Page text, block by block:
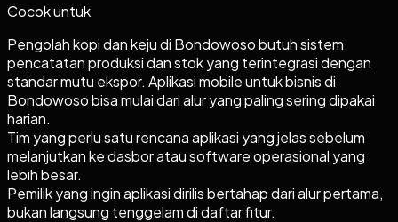
Cocok untuk
Pengolah kopi dan keju di Bondowoso butuh sistem
pencatatan produksi dan stok yang terintegrasi dengan
standar mutu ekspor. Aplikasi mobile untuk bisnis di
Bondowoso bisa mulai dari alur yang paling sering dipakai
harian.
Tim yang perlu satu rencana aplikasi yang jelas sebelum
melanjutkan ke dasbor atau software operasional yang
lebih besar.
Pemilik yang ingin aplikasi dirilis bertahap dari alur pertama,
bukan langsung tenggelam di daftar fitur.